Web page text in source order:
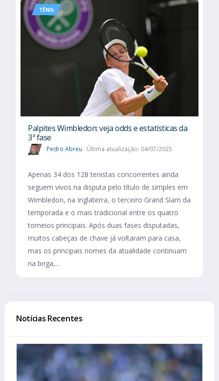
TÊNIS
Palpites Wimbledon: veja odds e estatísticas da
3ª fase
Pedro Abreu Última atualização: 04/07/2025
Apenas 34 dos 128 tenistas concorrentes ainda
seguem vivos na disputa pelo título de simples em
Wimbledon, na Inglaterra, o terceiro Grand Slam da
temporada e o mais tradicional entre os quatro
torneios principais. Após duas fases disputadas,
muitos cabeças de chave já voltaram para casa,
mas os principais nomes da atualidade continuam
na briga,...
Notícias Recentes